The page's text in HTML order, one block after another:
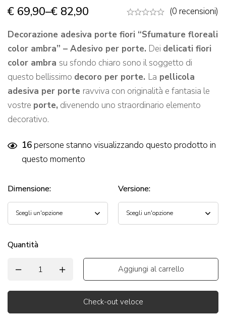
€ 69,90–€ 82,90
(0 recensioni)
Decorazione adesiva porte fiori “Sfumature floreali
color ambra” – Adesivo per porte. Dei delicati fiori
color ambra su sfondo chiaro sono il soggetto di
questo bellissimo decoro per porte. La pellicola
adesiva per porte ravviva con originalità e fantasia le
vostre porte, divenendo uno straordinario elemento
decorativo.
16persone stanno visualizzando questo prodotto in
questo momento
Dimensione: Versione:
Quantità
Aggiungi al carrello
Check-out veloce